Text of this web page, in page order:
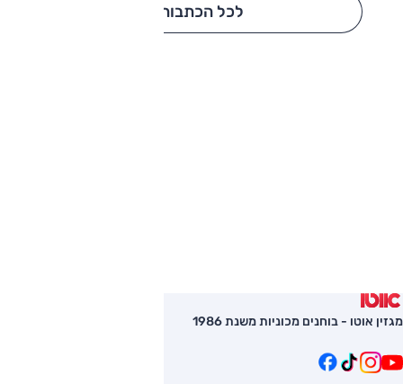
לכל הכתבות
מגזין אוטו - בוחנים מכוניות משנת 1986